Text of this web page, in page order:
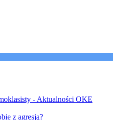
- Aktualności OKE
z agresją?